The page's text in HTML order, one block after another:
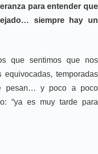
para entender que
siempre hay un
que sentimos que nos
temporadas
pesan… y poco a poco
“ya es muy tarde para